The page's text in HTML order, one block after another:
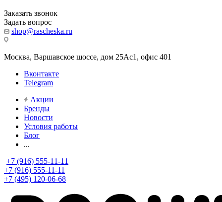
Заказать звонок
Задать вопрос
shop@rascheska.ru
Москва, Варшавское шоссе, дом 25Аc1, офис 401
Вконтакте
Telegram
Акции
Бренды
Новости
Условия работы
Блог
...
+7 (916) 555-11-11
+7 (916) 555-11-11
+7 (495) 120-06-68